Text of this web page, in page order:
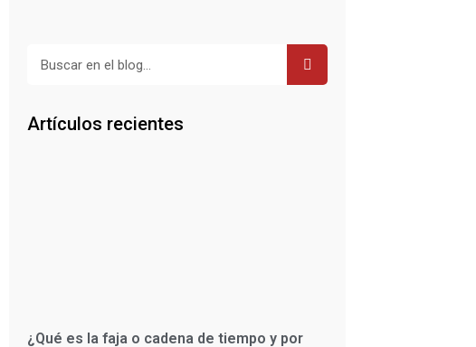
Artículos recientes
¿Qué es la faja o cadena de tiempo y por